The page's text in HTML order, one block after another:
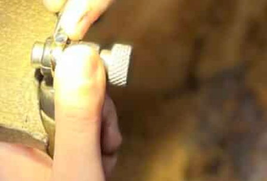
569,00€
Ajouter au panier